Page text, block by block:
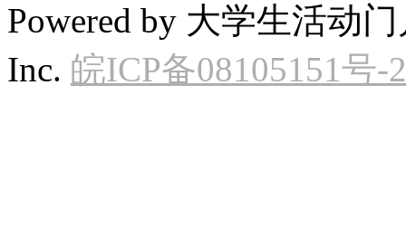
Powered by 大学生活动
Inc. 皖ICP备08105151号-2